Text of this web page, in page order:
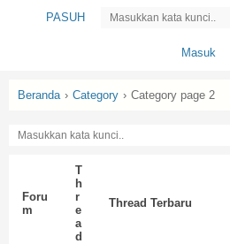
PASUH
Masuk
Beranda › Category › Category page 2
Foru
m
T
h
r
e
a
d
Thread Terbaru